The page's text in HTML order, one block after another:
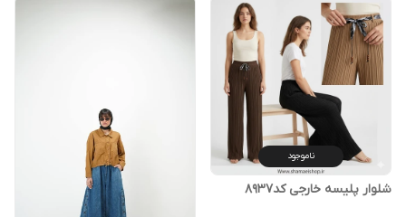
ناموجود
شلوار پلیسه خارجی کد۸۹۳۷